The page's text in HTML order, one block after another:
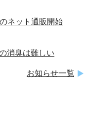
ネット通販開始
消臭は難しい
お知らせ一覧